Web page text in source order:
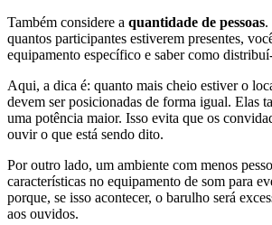
Também considere a quantidade de pessoas.
quantos participantes estiverem presentes,
equipamento específico e saber como
Aqui, a dica é: quanto mais cheio estiver o
devem ser posicionadas de forma igual. Elas
uma potência maior. Isso evita que os
ouvir o que está sendo dito.
Por outro lado, um ambiente com menos
características no equipamento de som para
porque, se isso acontecer, o barulho será
aos ouvidos.